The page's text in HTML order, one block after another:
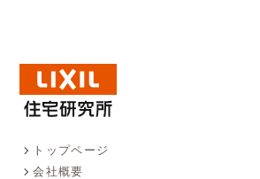
トップページ
会社概要